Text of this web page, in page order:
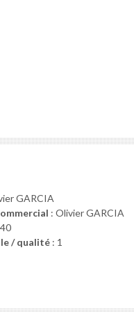
GARCIA
: Olivier GARCIA
/ qualité : 1